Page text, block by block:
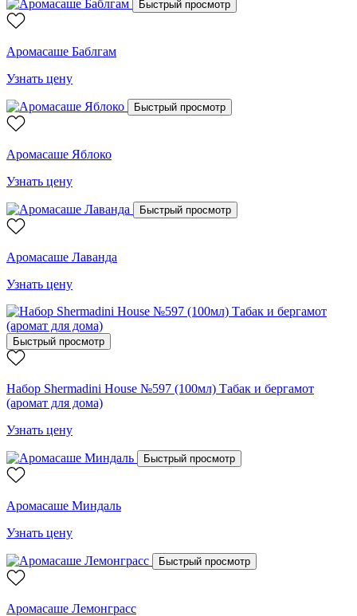
Быстрый просмотр
Аромасаше Баблгам
Узнать цену
Быстрый просмотр
Аромасаше Яблоко
Узнать цену
Быстрый просмотр
Аромасаше Лаванда
Узнать цену
Быстрый просмотр
Набор Shermadini House №597 (100мл) Табак и бергамот
(аромат для дома)
Узнать цену
Быстрый просмотр
Аромасаше Миндаль
Узнать цену
Быстрый просмотр
Аромасаше Лемонграсс